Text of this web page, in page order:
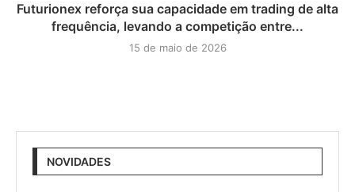
Futurionex reforça sua capacidade em trading de alta
frequência, levando a competição entre...
15 de maio de 2026
NOVIDADES